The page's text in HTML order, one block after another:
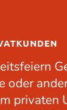
oder
privaten